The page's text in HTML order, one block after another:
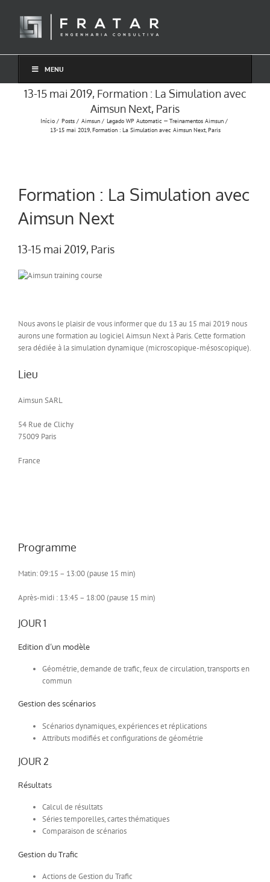
conteúdo
MENU
13-15 mai 2019, Formation : La Simulation avec
Aimsun Next, Paris
Início Posts Aimsun
Legado WP Automatic — Treinamentos Aimsun
13-15 mai 2019, Formation : La Simulation avec Aimsun Next, Paris
Formation : La Simulation avec
Aimsun Next
13-15 mai 2019, Paris
Nous avons le plaisir de vous informer que du 13 au 15 mai 2019 nous
aurons une formation au logiciel Aimsun Next à Paris. Cette formation
sera dédiée à la simulation dynamique (microscopique-mésoscopique).
Lieu
Aimsun SARL
54 Rue de Clichy
75009 Paris
France
Programme
Matin: 09:15 – 13:00 (pause 15 min)
Après-midi : 13:45 – 18:00 (pause 15 min)
JOUR 1
Edition d’un modèle
Géométrie, demande de trafic, feux de circulation, transports en
commun
Gestion des scénarios
Scénarios dynamiques, expériences et réplications
Attributs modifiés et configurations de géométrie
JOUR 2
Résultats
Calcul de résultats
Séries temporelles, cartes thématiques
Comparaison de scénarios
Gestion du Trafic
Actions de Gestion du Trafic